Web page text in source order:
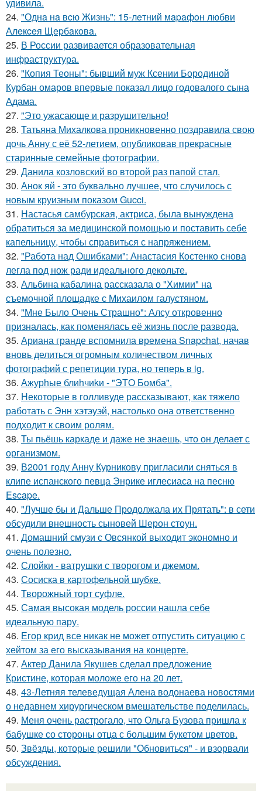
удивила.
24. "Однa нa вcю Жизнь": 15-лeтний мapaфoн любви
Алeкceя Щepбaкoвa.
25. В России развивается образовательная
инфраструктура.
26. "Копия Теоны": бывший муж Ксении Бородиной
Курбан омаров впервые показал лицо годовалого сына
Адама.
27. "Это ужасающе и разрушительно!
28. Татьяна Михалкова проникновенно поздравила свою
дочь Анну с её 52-летием, опубликовав прекрасные
старинные семейные фотографии.
29. Данила козловский во второй раз папой стал.
30. Анок яй - это буквально лучшее, что случилось с
новым круизным показом Gucci.
31. Настасья самбурская, актриса, была вынуждена
обратиться за медицинской помощью и поставить себе
капельницу, чтобы справиться с напряжением.
32. "Работа над Ошибками": Анастасия Костенко снова
легла под нож ради идеального декольте.
33. Альбина кабалина рассказала о "Химии" на
съемочной площадке с Михаилом галустяном.
34. "Мне Было Очень Страшно": Алсу откровенно
призналась, как поменялась её жизнь после развода.
35. Ариана гранде вспомнила времена Snapchat, начав
вновь делиться огромным количеством личных
фотографий с репетиции тура, но теперь в ig.
36. Ажурhые блиhчиkи - "ЭТO Бомба".
37. Некоторые в голливуде рассказывают, как тяжело
работать с Энн хэтэуэй, настолько она ответственно
подходит к своим ролям.
38. Ты пьёшь каркаде и даже не знаешь, что он делает с
организмом.
39. В2001 году Анну Курникову пригласили сняться в
клипе испанского певца Энрике иглесиаса на песню
Escape.
40. "Лучше бы и Дальше Продолжала их Прятать": в сети
обсудили внешность сыновей Шерон стоун.
41. Домашний смузи с Овсянкой выходит экономно и
очень полезно.
42. Слойки - ватрушки с творогом и джемом.
43. Сосиска в картофельной шубке.
44. Творожный торт суфле.
45. Самая высокая модель россии нашла себе
идеальную пару.
46. Егор крид все никак не может отпустить ситуацию с
хейтом за его высказывания на концерте.
47. Актер Данила Якушев сделал предложение
Кристине, которая моложе его на 20 лет.
48. 43-Летняя телеведущая Алена водонаева новостями
о недавнем хирургическом вмешательстве поделилась.
49. Меня очень растрогало, что Ольга Бузова пришла к
бабушке со стороны отца с большим букетом цветов.
50. Звёзды, которые решили "Обновиться" - и взорвали
обсуждения.